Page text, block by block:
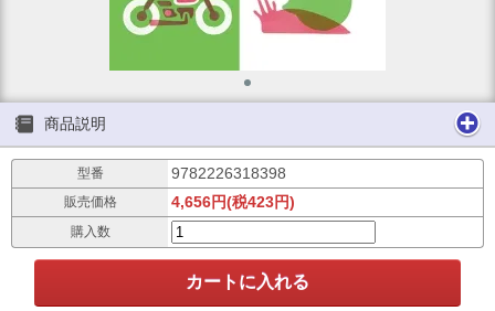
商品説明
型番 9782226318398
販売価格 4,656円(税423円)
購入数